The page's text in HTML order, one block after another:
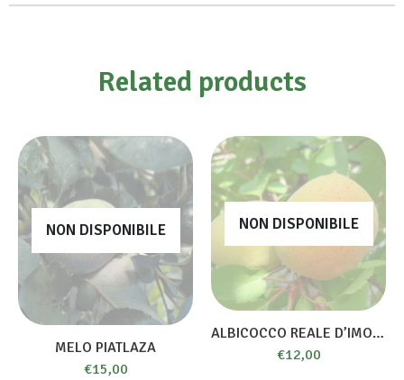
Related products
NON DISPONIBILE
MELO PIATLAZA
€15,00
NON DISPONIBILE
ALBICOCCO REALE D’IMOLA
€12,00